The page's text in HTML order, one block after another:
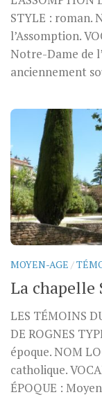
STYLE : roman.
l’Assomption.
Notre-Dame de
anciennement
MOYEN-AGE /
La chapelle
LES TÉMOINS
DE ROGNES
époque. NOM
catholique.
ÉPOQUE :